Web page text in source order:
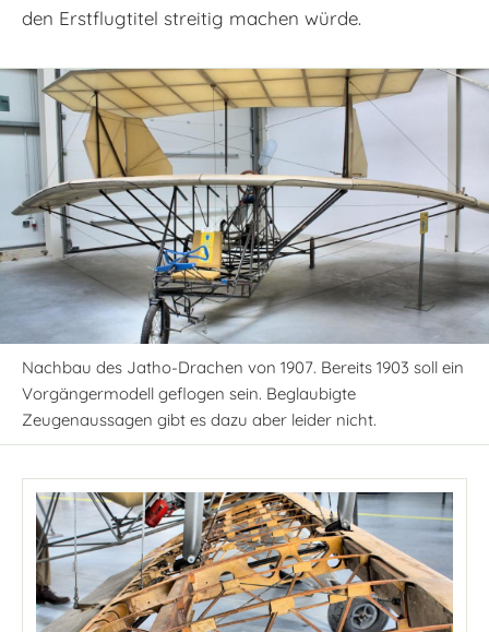
den Erstflugtitel streitig machen würde.
Nachbau des Jatho-Drachen von 1907. Bereits 1903 soll ein
Vorgängermodell geflogen sein. Beglaubigte
Zeugenaussagen gibt es dazu aber leider nicht.